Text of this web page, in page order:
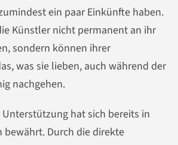
ein paar Einkünfte haben.
Künstler nicht permanent an ihr
sondern können ihrer
was sie lieben, auch während der
nachgehen.
Unterstützung hat sich bereits in
bewährt. Durch die direkte